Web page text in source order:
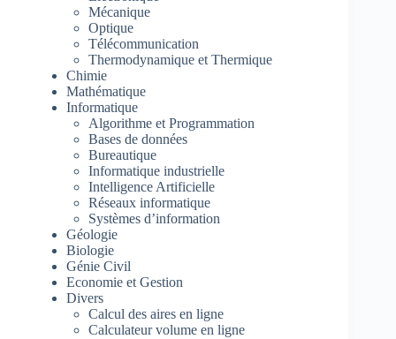
Mécanique
Optique
Télécommunication
Thermodynamique et Thermique
Chimie
Mathématique
Informatique
Algorithme et Programmation
Bases de données
Bureautique
Informatique industrielle
Intelligence Artificielle
Réseaux informatique
Systèmes d’information
Géologie
Biologie
Génie Civil
Economie et Gestion
Divers
Calcul des aires en ligne
Calculateur volume en ligne